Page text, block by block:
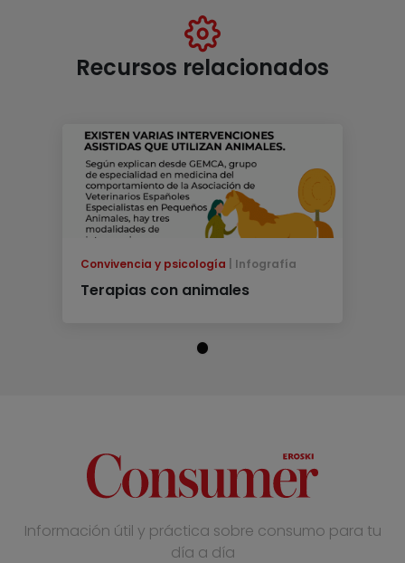
Recursos relacionados
Convivencia y psicología Infografía
Terapias con animales
Información útil y práctica sobre consumo para tu
día a día